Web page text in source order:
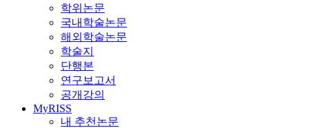
학위논문
국내학술논문
해외학술논문
학술지
단행본
연구보고서
공개강의
MyRISS
내 추천논문